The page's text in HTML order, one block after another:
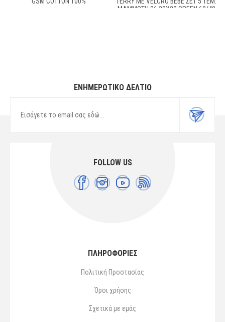
MAMMOTH 26 30X20 GREEN 60/40
ΕΝΗΜΕΡΩΤΙΚΌ ΔΕΛΤΊΟ
FOLLOW US
ΠΛΗΡΟΦΟΡΙΕΣ
Πολιτική Προστασίας
Όροι χρήσης
Σχετικά με εμάς